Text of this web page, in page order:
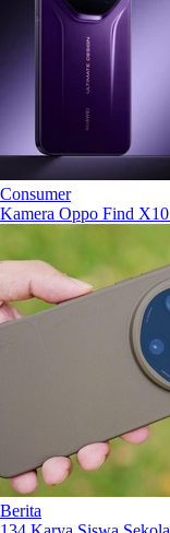
Consumer
Kamera Oppo Find
Berita